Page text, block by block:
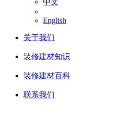
中文
English
关于我们
装修建材知识
装修建材百科
联系我们